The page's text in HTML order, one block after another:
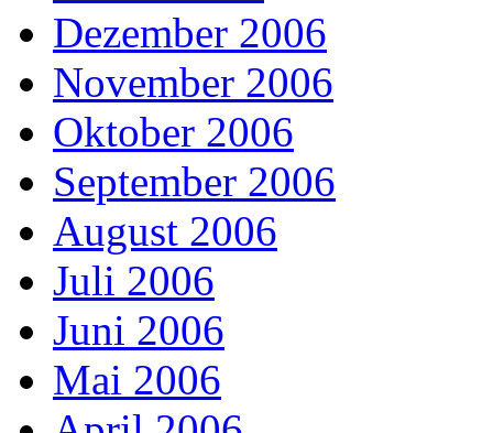
Dezember 2006
November 2006
Oktober 2006
September 2006
August 2006
Juli 2006
Juni 2006
Mai 2006